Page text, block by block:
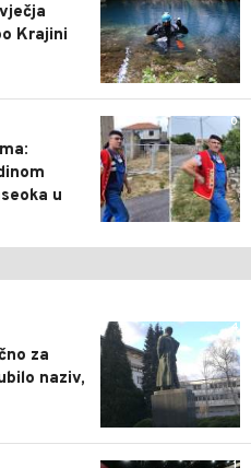
Krajini
0
u
4
za
naziv,